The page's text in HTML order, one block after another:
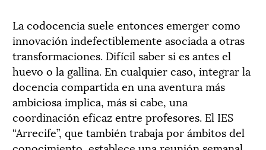
La codocencia suele entonces emerger como
innovación indefectiblemente asociada a otras
transformaciones. Difícil saber si es antes el
huevo o la gallina. En cualquier caso, integrar la
docencia compartida en una aventura más
ambiciosa implica, más si cabe, una
coordinación eficaz entre profesores. El IES
“Arrecife”, que también trabaja por ámbitos del